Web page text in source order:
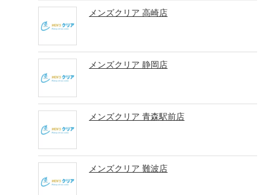
メンズクリア 高崎店
メンズクリア 静岡店
メンズクリア 青森駅前店
メンズクリア 難波店